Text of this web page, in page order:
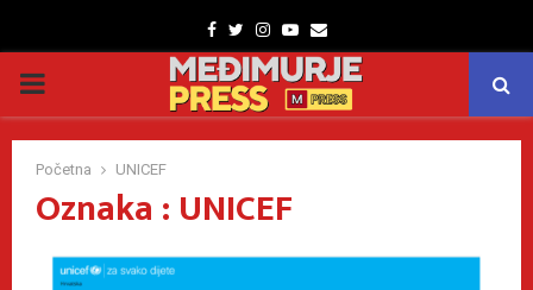
Facebook
TwitterInstagram
Youtube
Email
PRIMARY
MENU
Početna UNICEF
Oznaka : UNICEF